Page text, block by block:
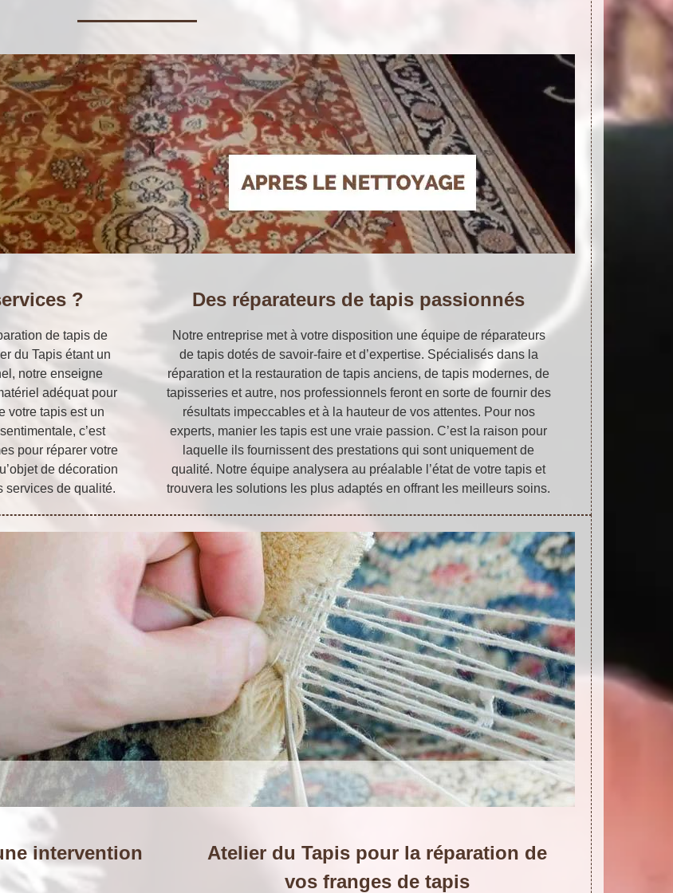
?
de tapis de
du Tapis étant un
notre enseigne
adéquat pour
votre tapis est un
c’est
pour réparer votre
de décoration
services de qualité.
Des réparateurs de tapis passionnés
Notre entreprise met à votre disposition une équipe de réparateurs
de tapis dotés de savoir-faire et d’expertise. Spécialisés dans la
réparation et la restauration de tapis anciens, de tapis modernes, de
tapisseries et autre, nos professionnels feront en sorte de fournir des
résultats impeccables et à la hauteur de vos attentes. Pour nos
experts, manier les tapis est une vraie passion. C’est la raison pour
laquelle ils fournissent des prestations qui sont uniquement de
qualité. Notre équipe analysera au préalable l’état de votre tapis et
trouvera les solutions les plus adaptés en offrant les meilleurs soins.
intervention
Atelier du Tapis pour la réparation de
vos franges de tapis